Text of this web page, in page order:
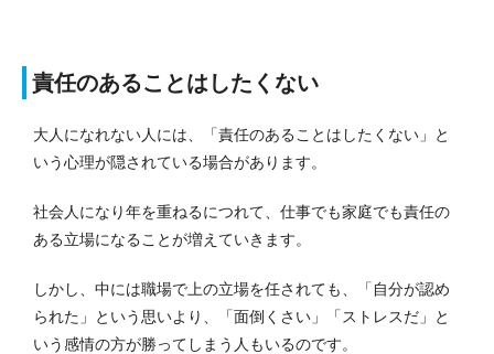
責任のあることはしたくない
大人になれない人には、「責任のあることはしたくない」と
いう心理が隠されている場合があります。
社会人になり年を重ねるにつれて、仕事でも家庭でも責任の
ある立場になることが増えていきます。
しかし、中には職場で上の立場を任されても、「自分が認め
られた」という思いより、「面倒くさい」「ストレスだ」と
いう感情の方が勝ってしまう人もいるのです。